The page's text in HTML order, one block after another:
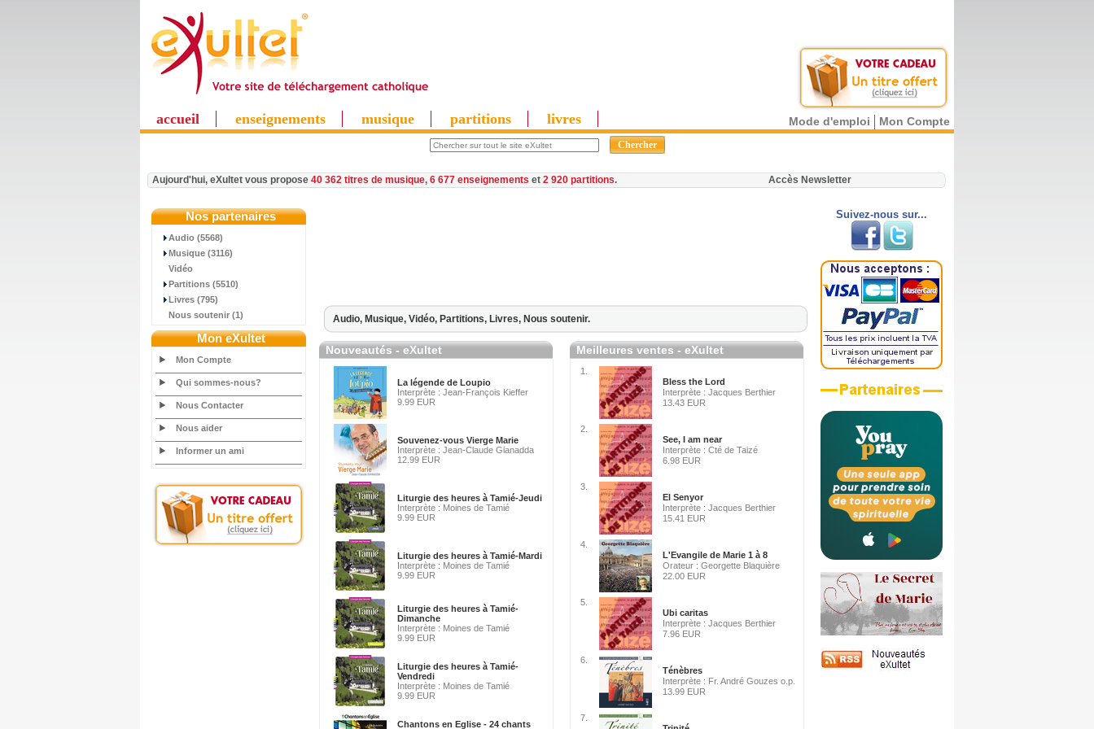
accueil enseignements musique partitions livres Mode d'emploi Mon Compte
Aujourd'hui, eXultet vous propose 40 362 titres de musique, 6 677 enseignements et 2 920 partitions. Accès Newsletter
Nos partenaires
Audio (5568)
Musique (3116)
Vidéo
Partitions (5510)
Livres (795)
Nous soutenir (1)
Mon eXultet
Mon Compte
Qui sommes-nous?
Nous Contacter
Nous aider
Informer un ami
Audio, Musique, Vidéo, Partitions, Livres, Nous soutenir.
Nouveautés - eXultet
La légende de Loupio
Interprète : Jean-François Kieffer
9.99 EUR
Souvenez-vous Vierge Marie
Interprète : Jean-Claude Gianadda
12.99 EUR
Liturgie des heures à Tamié-Jeudi
Interprète : Moines de Tamié
9.99 EUR
Liturgie des heures à Tamié-Mardi
Interprète : Moines de Tamié
9.99 EUR
Liturgie des heures à Tamié-
Dimanche
Interprète : Moines de Tamié
9.99 EUR
Liturgie des heures à Tamié-
Vendredi
Interprète : Moines de Tamié
9.99 EUR
Chantons en Eglise - 24 chants
Meilleures ventes - eXultet
1.
Bless the Lord
Interprète : Jacques Berthier
13.43 EUR
2.
See, I am near
Interprète : Cté de Taizé
6.98 EUR
3.
El Senyor
Interprète : Jacques Berthier
15.41 EUR
4.
L'Evangile de Marie 1 à 8
Orateur : Georgette Blaquière
22.00 EUR
5.
Ubi caritas
Interprète : Jacques Berthier
7.96 EUR
6.
Ténèbres
Interprète : Fr. André Gouzes o.p.
13.99 EUR
7.
Suivez-nous sur...